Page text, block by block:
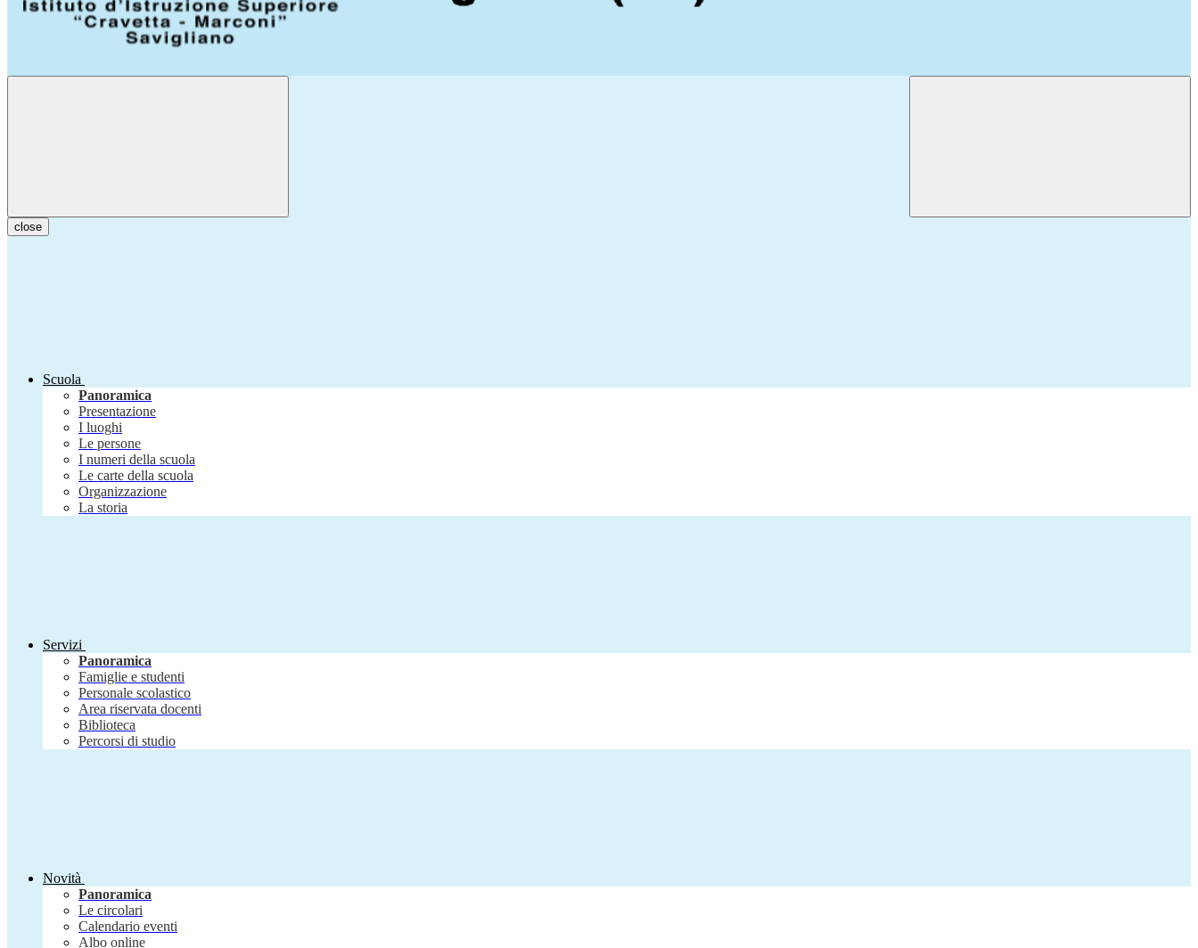
close
Scuola
Panoramica
Presentazione
I luoghi
Le persone
I numeri della scuola
Le carte della scuola
Organizzazione
La storia
Servizi
Panoramica
Famiglie e studenti
Personale scolastico
Area riservata docenti
Biblioteca
Percorsi di studio
Novità
Panoramica
Le circolari
Calendario eventi
Albo online